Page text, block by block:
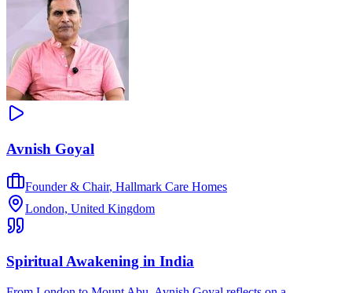
Avnish Goyal
Founder & Chair, Hallmark Care Homes
London, United Kingdom
Spiritual Awakening in India